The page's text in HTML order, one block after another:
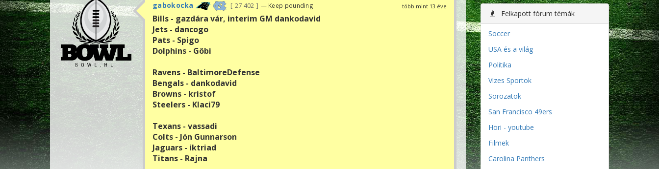
több mint 13 éve
gabokocka 27 402 — Keep pounding
Bills - gazdára vár, interim GM dankodavid
Jets - dancogo
Pats - Spigo
Dolphins - Göbi
Ravens - BaltimoreDefense
Bengals - dankodavid
Browns - kristof
Steelers - Klaci79
Texans - vassadi
Colts - Jón Gunnarson
Jaguars - iktriad
Titans - Rajna
Felkapott fórum témák
Soccer
USA és a világ
Politika
Vizes Sportok
Sorozatok
San Francisco 49ers
Höri - youtube
Filmek
Carolina Panthers